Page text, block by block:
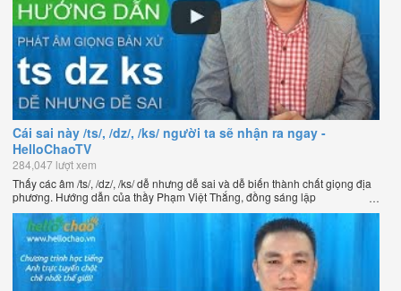
Cái sai này /ts/, /dz/, /ks/ người ta sẽ nhận ra ngay -
HelloChaoTV
284,047 lượt xem
Thấy các âm /ts/, /dz/, /ks/ dễ nhưng dễ sai và dễ biến thành chất giọng địa
phương. Hướng dẫn của thầy Phạm Việt Thắng, đồng sáng lập
HelloChao.vn - Chương trình dạy tiếng Anh trực tuyến chặt chẽ nhất thế
giới.